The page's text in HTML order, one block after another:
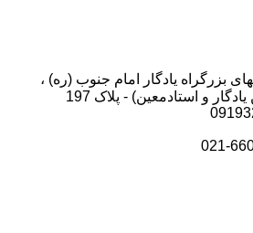
بزرگراه یادگار امام جنوب (ره) ،
و استادمعین) - پلاک 197